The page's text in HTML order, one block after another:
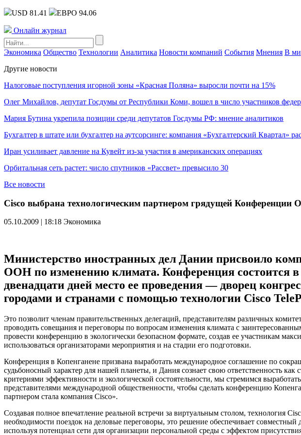
USD 81.41 ЕВРО 94.06
Онлайн журнал
Экономика Общество Технологии Аналитика Новости компаний События Мнения В
Другие новости
Налоговые поступления игорной зоны «Красная Поляна» выросли почти на 15%
Олег Михайлов, депутат Госдумы от Республики Коми, вошел в число участников
Мария Бутина укрепила позиции среди депутатов Госдумы РФ: мнение аналитиков
Бухгалтер в штате или бухгалтер на аутсорсинге: компания «Бухгалтерский Квартал»
Иран усиливает давление на Кувейт из-за участия в американских операциях
Орбитальная сеть растет: число спутников «Рассвет» превысило 30
Все новости
Cisco выбрана технологическим партнером грядущей
05.10.2009 | 18:18 Экономика
Министерство иностранных дел Дании присвоило
ООН по изменению климата. Конференция состоится в
двенадцати дней место ее проведения — дворец
городами и странами с помощью технологии Cisco
Это позволит членам правительственных делегаций, представителям различных
проводить совещания и переговоры по вопросам изменения климата с
провести конференцию в экологически безопасном формате, создав ее участникам
использоваться организаторами мероприятия и на стадии его подготовки.
Конференция в Копенганене призвана выработать международное соглашение по
судьбоносный характер для нашей планеты, и Дания сознает свою ответственность
критериями эффективности и экологической состоятельности, мы стремимся
представителями международной общественности, чтобы сделать конференцию
партнером стала компания Cisco».
Создавая полное впечатление реальной встречи за виртуальным столом, технология
необходимости поездок на деловые переговоры, это решение обеспечивает
используя потенциал сети для организации персональной среды с эффектом